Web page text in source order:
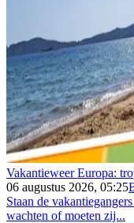
Vakantieweer Europa:
06 augustus 2026, 05:25
Staan de
wachten of moeten zij...